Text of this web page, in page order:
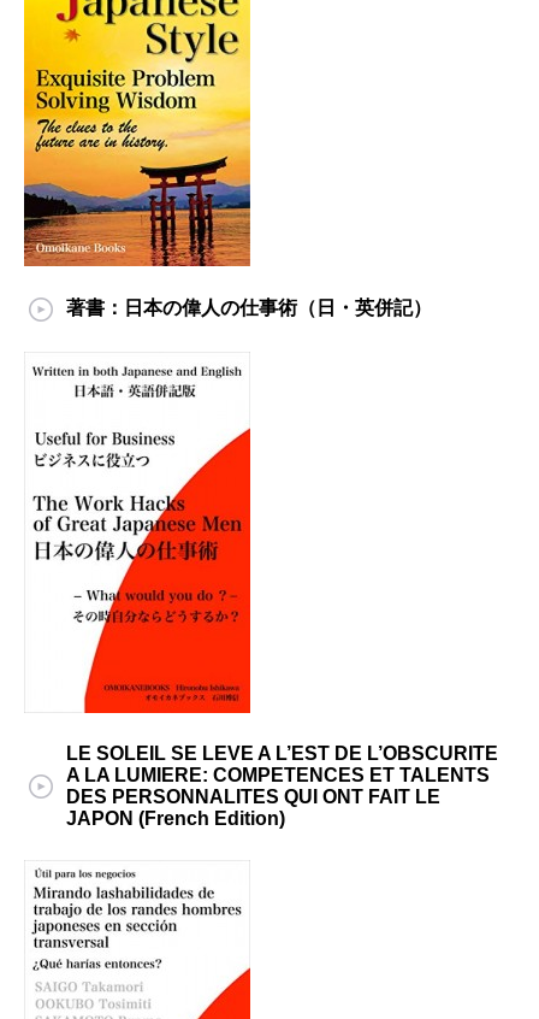
著書：日本の偉人の仕事術（日・英併記）
LE SOLEIL SE LEVE A L’EST DE L’OBSCURITE
A LA LUMIERE: COMPETENCES ET TALENTS
DES PERSONNALITES QUI ONT FAIT LE
JAPON (French Edition)